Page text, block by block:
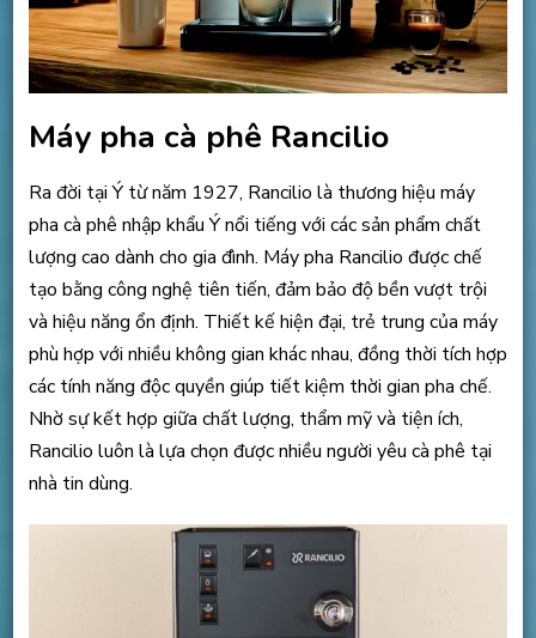
Máy pha cà phê Rancilio
Ra đời tại Ý từ năm 1927, Rancilio là thương hiệu máy
pha cà phê nhập khẩu Ý nổi tiếng với các sản phẩm chất
lượng cao dành cho gia đình. Máy pha Rancilio được chế
tạo bằng công nghệ tiên tiến, đảm bảo độ bền vượt trội
và hiệu năng ổn định. Thiết kế hiện đại, trẻ trung của máy
phù hợp với nhiều không gian khác nhau, đồng thời tích hợp
các tính năng độc quyền giúp tiết kiệm thời gian pha chế.
Nhờ sự kết hợp giữa chất lượng, thẩm mỹ và tiện ích,
Rancilio luôn là lựa chọn được nhiều người yêu cà phê tại
nhà tin dùng.